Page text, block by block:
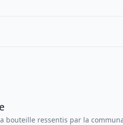
bouteille ressentis par la